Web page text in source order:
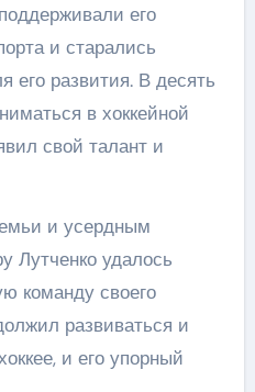
его
и старались
его развития. В десять
в хоккейной
свой талант и
и усердным
Лутченко удалось
команду своего
развиваться и
и его упорный